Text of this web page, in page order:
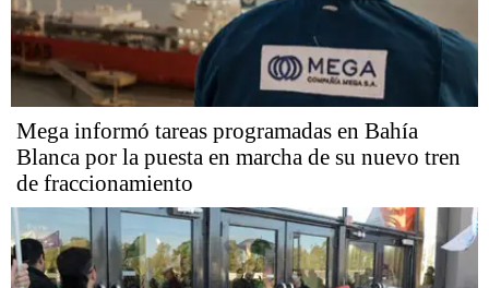
Mega informó tareas programadas en Bahía
Blanca por la puesta en marcha de su nuevo tren
de fraccionamiento